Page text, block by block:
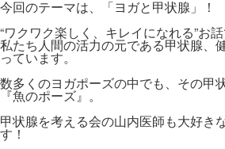
今回のテーマは、「ヨガと甲状腺」！
“ワクワク楽しく、キレイになれる”お話
私たち人間の活力の元である甲状腺、
っています。
数多くのヨガポーズの中でも、その甲
『魚のポーズ』。
甲状腺を考える会の山内医師も大好き
す！